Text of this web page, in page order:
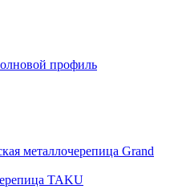
профиль
металлочерепица Grand
TAKU